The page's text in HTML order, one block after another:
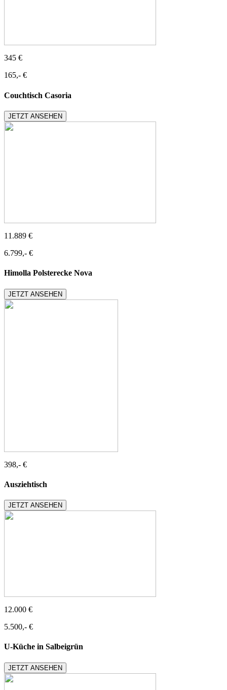
345 €
165,- €
Couchtisch Casoria
JETZT ANSEHEN
11.889 €
6.799,- €
Himolla Polsterecke Nova
JETZT ANSEHEN
398,- €
Ausziehtisch
JETZT ANSEHEN
12.000 €
5.500,- €
U-Küche in Salbeigrün
JETZT ANSEHEN